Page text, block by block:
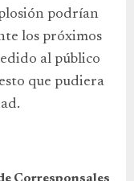
podrían
los próximos
al público
que pudiera